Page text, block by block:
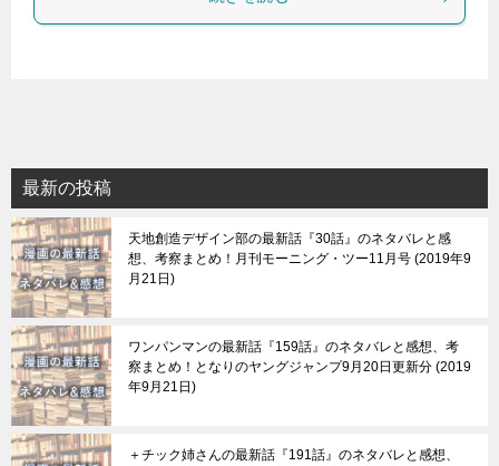
最新の投稿
天地創造デザイン部の最新話『30話』のネタバレと感
想、考察まとめ！月刊モーニング・ツー11月号 2019年9
月21日
ワンパンマンの最新話『159話』のネタバレと感想、考
察まとめ！となりのヤングジャンプ9月20日更新分 2019
年9月21日
＋チック姉さんの最新話『191話』のネタバレと感想、